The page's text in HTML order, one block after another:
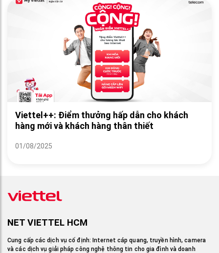
Viettel++: Điểm thưởng hấp dẫn cho khách
hàng mới và khách hàng thân thiết
01/08/2025
NET VIETTEL HCM
Cung cấp các dịch vụ cố định: Internet cáp quang, truyền hình, camera
và các dịch vụ giải pháp công nghệ thông tin cho gia đình và doanh